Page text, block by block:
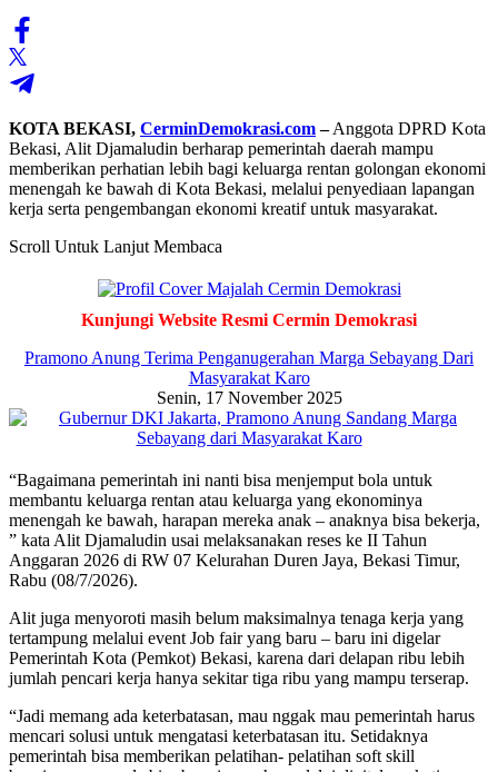
KOTA BEKASI, CerminDemokrasi.com–Anggota DPRD Kota
Bekasi, Alit Djamaludin berharap pemerintah daerah mampu
memberikan perhatian lebih bagi keluarga rentan golongan ekonomi
menengah ke bawah di Kota Bekasi, melalui penyediaan lapangan
kerja serta pengembangan ekonomi kreatif untuk masyarakat.
Scroll Untuk Lanjut Membaca
Kunjungi Website Resmi Cermin Demokrasi
Pramono Anung Terima Penganugerahan Marga Sebayang Dari
Masyarakat Karo
Senin, 17 November 2025
“Bagaimana pemerintah ini nanti bisa menjemput bola untuk
membantu keluarga rentan atau keluarga yang ekonominya
menengah ke bawah, harapan mereka anak – anaknya bisa bekerja,
” kata Alit Djamaludin usai melaksanakan reses ke II Tahun
Anggaran 2026 di RW 07 Kelurahan Duren Jaya, Bekasi Timur,
Rabu (08/7/2026).
Alit juga menyoroti masih belum maksimalnya tenaga kerja yang
tertampung melalui event Job fair yang baru – baru ini digelar
Pemerintah Kota (Pemkot) Bekasi, karena dari delapan ribu lebih
jumlah pencari kerja hanya sekitar tiga ribu yang mampu terserap.
“Jadi memang ada keterbatasan, mau nggak mau pemerintah harus
mencari solusi untuk mengatasi keterbatasan itu. Setidaknya
pemerintah bisa memberikan pelatihan- pelatihan soft skill